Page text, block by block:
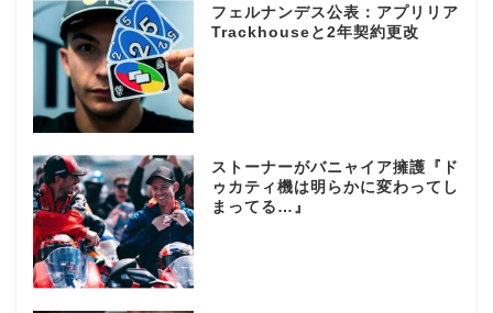
フェルナンデス公表：アプリリア
Trackhouseと2年契約更改
ストーナーがバニャイア擁護『ド
ゥカティ機は明らかに変わってし
まってる…』